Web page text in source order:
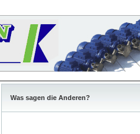
Was sagen die Anderen?